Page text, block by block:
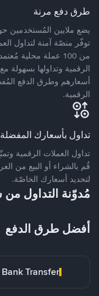
طرق دفع مرنة
من 100 عملة محلية
الرقمية وتداولها بسهولة
أسعارهم وطرق الدفع
الرقمية.
تداول بأسعارك المفضلة
تداول العملات الرقمية
قُم بالشراء أو البيع من
لتحديد أسعارك الخاصّة.
مُدوّنة
أفضل طرق الدفع
Bank Transfer